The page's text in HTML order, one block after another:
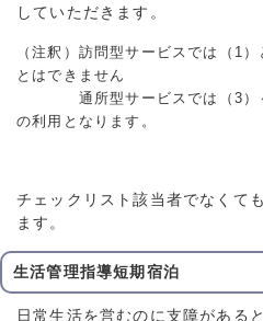
していただきます。
（注釈）訪問型サービスでは（1
とはできません
通所型サービスでは（3
の利用となります。
チェックリスト該当者でなくて
ます。
生活管理指導短期宿泊
日常生活を営むのに支障がある